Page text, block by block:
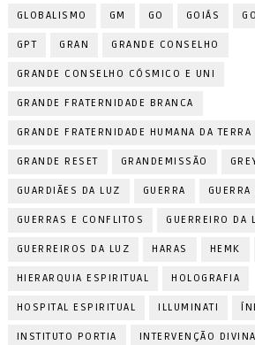
GLOBALISMO GM GO GOIÁS
GPT GRAN GRANDE CONSELHO
GRANDE CONSELHO CÓSMICO E UNI
GRANDE FRATERNIDADE BRANCA
GRANDE FRATERNIDADE HUMANA DA TERRA
GRANDE RESET GRANDEMISSÃO
GUARDIÃES DA LUZ GUERRA
GUERRAS E CONFLITOS GUERREIRO DA
GUERREIROS DA LUZ HARAS HEMK
HIERARQUIA ESPIRITUAL HOLOGRAFIA
HOSPITAL ESPIRITUAL ILLUMINATI
INSTITUTO PORTIA INTERVENÇÃO DIVINA